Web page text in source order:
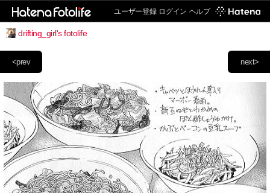
ユーザー登録 ログイン ヘルプ
drifting_girl's fotolife
next>
<prev